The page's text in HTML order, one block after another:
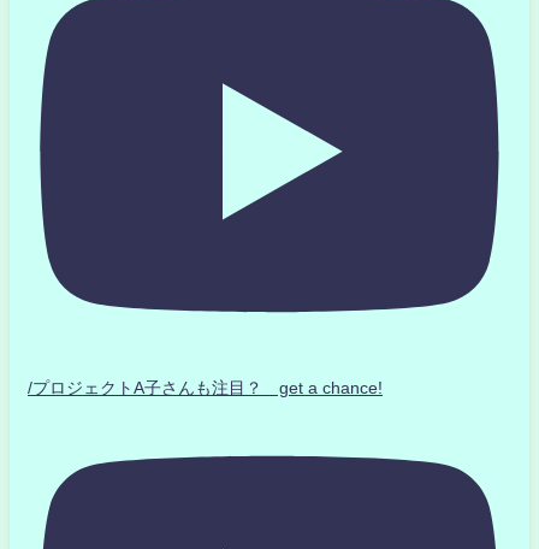
/プロジェクトA子さんも注目？ get a chance!